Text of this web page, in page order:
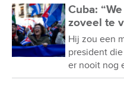
Cuba:
zoveel te
Hij zou een
president
er nooit nog